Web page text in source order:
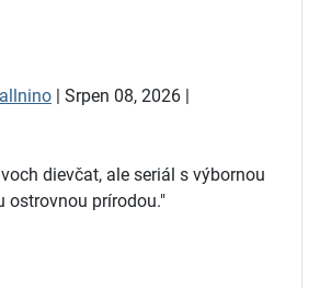
allnino | Srpen 08, 2026 |
dievčat, ale seriál s výbornou
ostrovnou prírodou."